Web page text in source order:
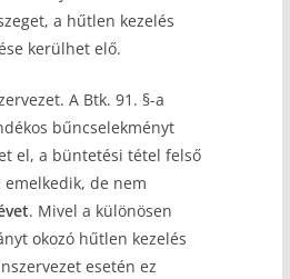
a hűtlen kezelés
kerülhet elő.
A Btk. 91. §-a
bűncselekményt
el, a büntetési tétel felső
de nem
. Mivel a különösen
okozó hűtlen kezelés
esetén ez